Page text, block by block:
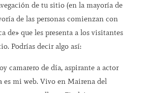
de tu sitio (en la mayoría de
de las personas comienzan con
de» que les presenta a los visitantes
Podrías decir algo así:
camarero de día, aspirante a actor
es mi web. Vivo en Mairena del